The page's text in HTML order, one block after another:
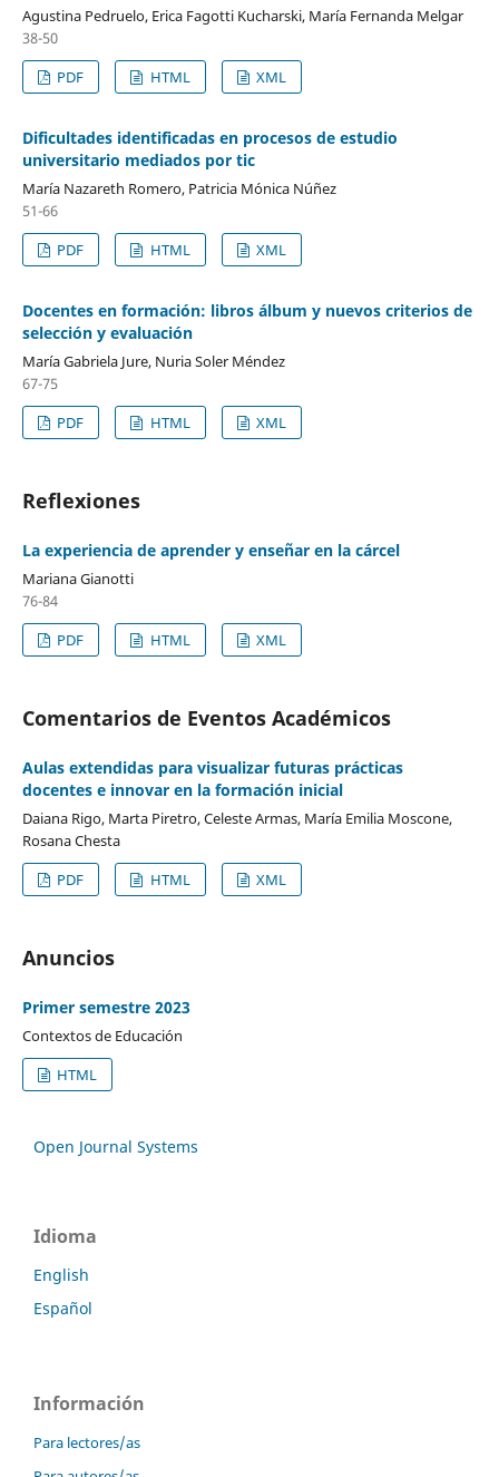
Agustina Pedruelo, Erica Fagotti Kucharski, María Fernanda Melgar
38-50
PDF
HTML XML
Dificultades identificadas en procesos de estudio
universitario mediados por tic
María Nazareth Romero, Patricia Mónica Núñez
51-66
PDF
HTML XML
Docentes en formación: libros álbum y nuevos criterios de
selección y evaluación
María Gabriela Jure, Nuria Soler Méndez
67-75
PDF
HTML XML
Reflexiones
La experiencia de aprender y enseñar en la cárcel
Mariana Gianotti
76-84
PDF
HTML XML
Comentarios de Eventos Académicos
Aulas extendidas para visualizar futuras prácticas
docentes e innovar en la formación inicial
Daiana Rigo, Marta Piretro, Celeste Armas, María Emilia Moscone,
Rosana Chesta
PDF
HTML XML
Anuncios
Primer semestre 2023
Contextos de Educación
HTML
Open Journal Systems
Idioma
English
Español
Información
Para lectores/as